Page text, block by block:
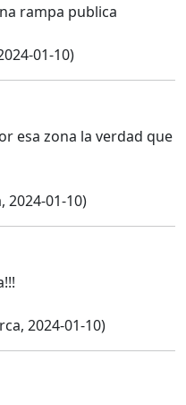
rampa publica
01-10)
esa zona la verdad que
2024-01-10)
2024-01-10)